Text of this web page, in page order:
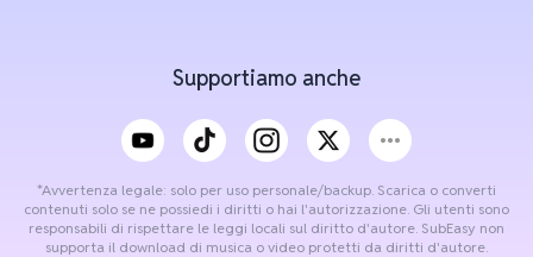
Supportiamo anche
*Avvertenza legale: solo per uso personale/backup. Scarica o converti
contenuti solo se ne possiedi i diritti o hai l'autorizzazione. Gli utenti sono
responsabili di rispettare le leggi locali sul diritto d'autore. SubEasy non
supporta il download di musica o video protetti da diritti d'autore.